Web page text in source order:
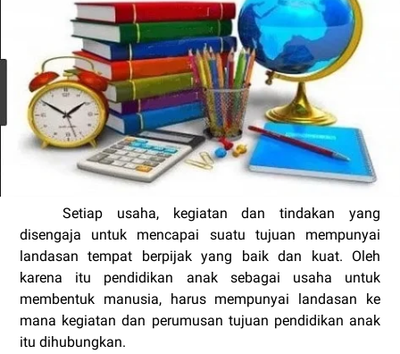
Setiap usaha, kegiatan dan tindakan yang
disengaja untuk mencapai suatu tujuan mempunyai
landasan tempat berpijak yang baik dan kuat. Oleh
karena itu pendidikan anak sebagai usaha untuk
membentuk manusia, harus mempunyai landasan ke
mana kegiatan dan perumusan tujuan pendidikan anak
itu dihubungkan.